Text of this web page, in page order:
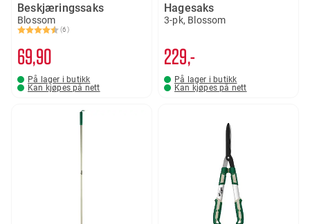
Beskjæringssaks
Blossom
Karakter:
(6)
4.8 av 5 mulige
69 90
På lager i butikk
Kan kjøpes på nett
Hagesaks
3-pk, Blossom
229,-
På lager i butikk
Kan kjøpes på nett